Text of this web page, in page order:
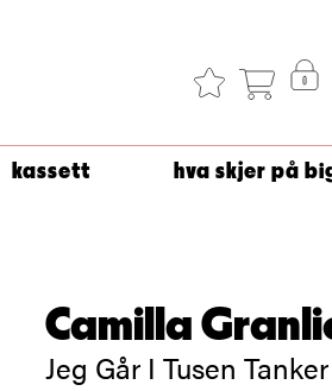
kassett hva skjer på
Camilla
Jeg Går I Tusen